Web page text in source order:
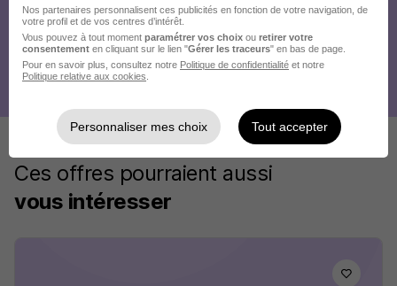
Ces offres pourraient aussi
vous intéresser
Nos partenaires personnalisent ces publicités en fonction de votre navigation, de
votre profil et de vos centres d’intérêt.
Vous pouvez à tout moment paramétrer vos choix ou retirer votre
consentement en cliquant sur le lien "Gérer les traceurs" en bas de page.
Pour en savoir plus, consultez notre Politique de confidentialité et notre
Politique relative aux cookies
Personnaliser mes choix Tout accepter